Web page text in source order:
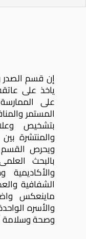
إن قسم الصدر
ياخذ على
على
المستمر
بتشخيص
والمنتشرة
ويحرص القسم
بالبحث
الشفافية
ماينعكس
والأسره
وصحة وسلامة